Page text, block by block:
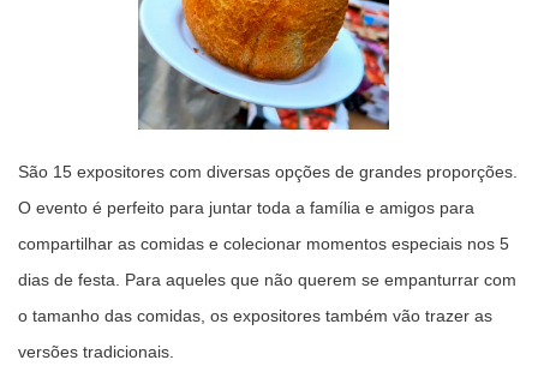
São 15 expositores com diversas opções de grandes proporções.
O evento é perfeito para juntar toda a família e amigos para
compartilhar as comidas e colecionar momentos especiais nos 5
dias de festa. Para aqueles que não querem se empanturrar com
o tamanho das comidas, os expositores também vão trazer as
versões tradicionais.